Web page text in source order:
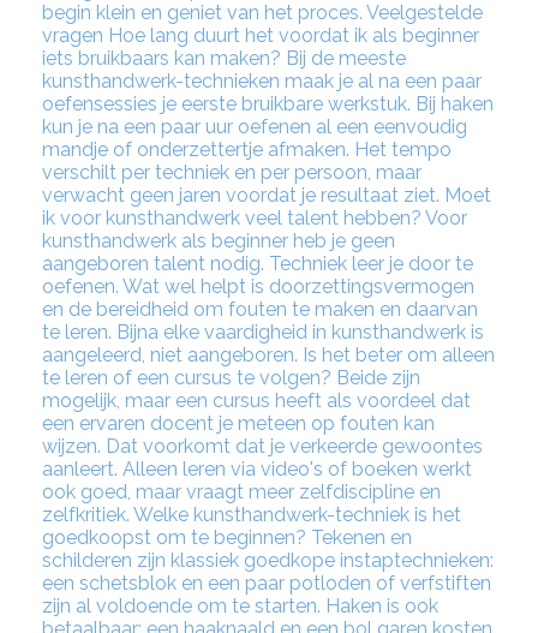
begin klein en geniet van het proces. Veelgestelde
vragen Hoe lang duurt het voordat ik als beginner
iets bruikbaars kan maken? Bij de meeste
kunsthandwerk-technieken maak je al na een paar
oefensessies je eerste bruikbare werkstuk. Bij haken
kun je na een paar uur oefenen al een eenvoudig
mandje of onderzettertje afmaken. Het tempo
verschilt per techniek en per persoon, maar
verwacht geen jaren voordat je resultaat ziet. Moet
ik voor kunsthandwerk veel talent hebben? Voor
kunsthandwerk als beginner heb je geen
aangeboren talent nodig. Techniek leer je door te
oefenen. Wat wel helpt is doorzettingsvermogen
en de bereidheid om fouten te maken en daarvan
te leren. Bijna elke vaardigheid in kunsthandwerk is
aangeleerd, niet aangeboren. Is het beter om alleen
te leren of een cursus te volgen? Beide zijn
mogelijk, maar een cursus heeft als voordeel dat
een ervaren docent je meteen op fouten kan
wijzen. Dat voorkomt dat je verkeerde gewoontes
aanleert. Alleen leren via video's of boeken werkt
ook goed, maar vraagt meer zelfdiscipline en
zelfkritiek. Welke kunsthandwerk-techniek is het
goedkoopst om te beginnen? Tekenen en
schilderen zijn klassiek goedkope instaptechnieken:
een schetsblok en een paar potloden of verfstiften
zijn al voldoende om te starten. Haken is ook